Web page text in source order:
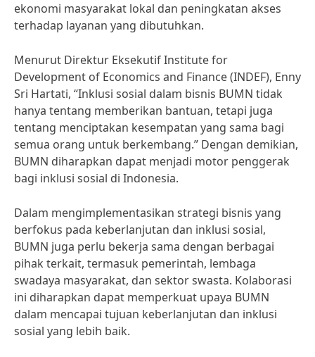
ekonomi masyarakat lokal dan peningkatan akses
terhadap layanan yang dibutuhkan.
Menurut Direktur Eksekutif Institute for
Development of Economics and Finance (INDEF), Enny
Sri Hartati, “Inklusi sosial dalam bisnis BUMN tidak
hanya tentang memberikan bantuan, tetapi juga
tentang menciptakan kesempatan yang sama bagi
semua orang untuk berkembang.” Dengan demikian,
BUMN diharapkan dapat menjadi motor penggerak
bagi inklusi sosial di Indonesia.
Dalam mengimplementasikan strategi bisnis yang
berfokus pada keberlanjutan dan inklusi sosial,
BUMN juga perlu bekerja sama dengan berbagai
pihak terkait, termasuk pemerintah, lembaga
swadaya masyarakat, dan sektor swasta. Kolaborasi
ini diharapkan dapat memperkuat upaya BUMN
dalam mencapai tujuan keberlanjutan dan inklusi
sosial yang lebih baik.